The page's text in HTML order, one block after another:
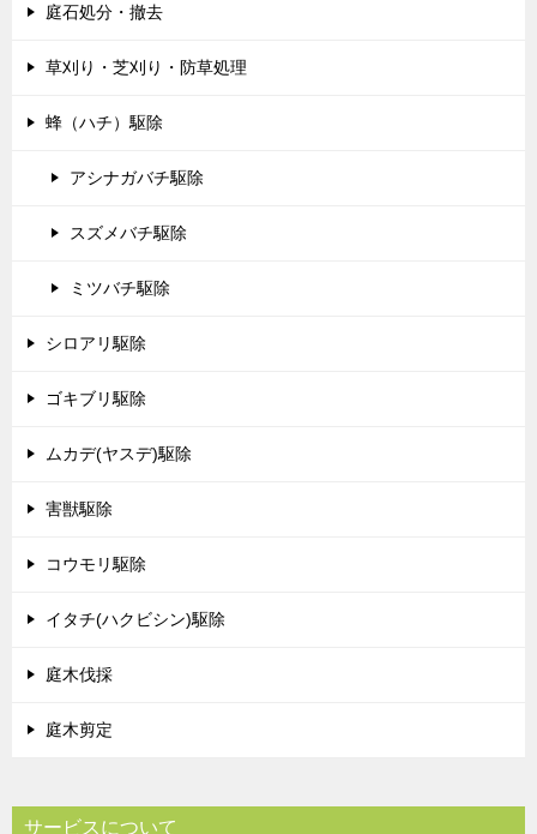
庭石処分・撤去
草刈り・芝刈り・防草処理
蜂（ハチ）駆除
アシナガバチ駆除
スズメバチ駆除
ミツバチ駆除
シロアリ駆除
ゴキブリ駆除
ムカデ(ヤスデ)駆除
害獣駆除
コウモリ駆除
イタチ(ハクビシン)駆除
庭木伐採
庭木剪定
サービスについて